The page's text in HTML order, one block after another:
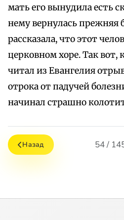
мать его вынудила есть
нему вернулась прежняя
рассказала, что этот
церковном хоре. Так вот,
читал из Евангелия
отрока от падучей
начинал страшно
Назад 54 /